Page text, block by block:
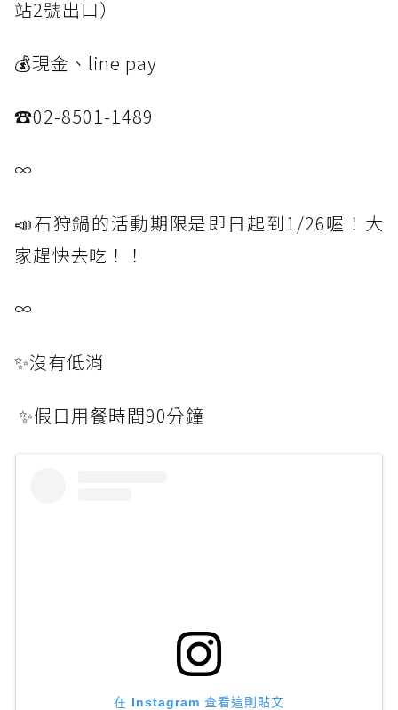
站2號出口）
💰現金、line pay
☎️02-8501-1489
∞
📣石狩鍋的活動期限是即日起到1/26喔！大
家趕快去吃！！
∞
✨沒有低消
✨假日用餐時間90分鐘
在 Instagram 查看這則貼文